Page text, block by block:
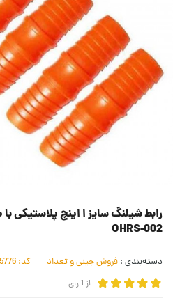
OHRS-002
دسته‌بندی : فروش جینی و تعداد کد:
از 1رای